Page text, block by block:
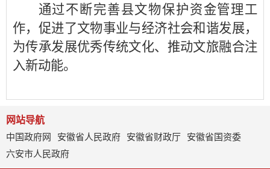
通过不断完善县文物保护资金管理工
作，促进了文物事业与经济社会和谐发展，
为传承发展优秀传统文化、推动文旅融合注
入新动能。
网站导航
中国政府网
安徽省人民政府 安徽省财政厅
安徽省国资委
六安市人民政府